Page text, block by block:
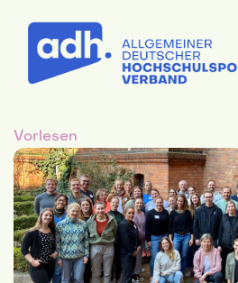
Vorlesen